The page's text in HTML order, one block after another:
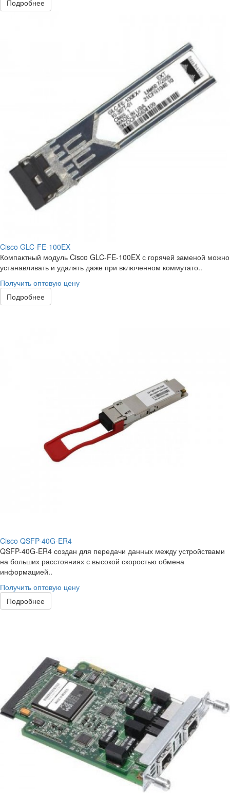
Подробнее
Cisco GLC-FE-100EX
Компактный модуль Cisco GLC-FE-100EX с горячей заменой можно
устанавливать и удалять даже при включенном коммутато..
Получить оптовую цену
Подробнее
Cisco QSFP-40G-ER4
QSFP-40G-ER4 создан для передачи данных между устройствами
на больших расстояниях с высокой скоростью обмена
информацией..
Получить оптовую цену
Подробнее